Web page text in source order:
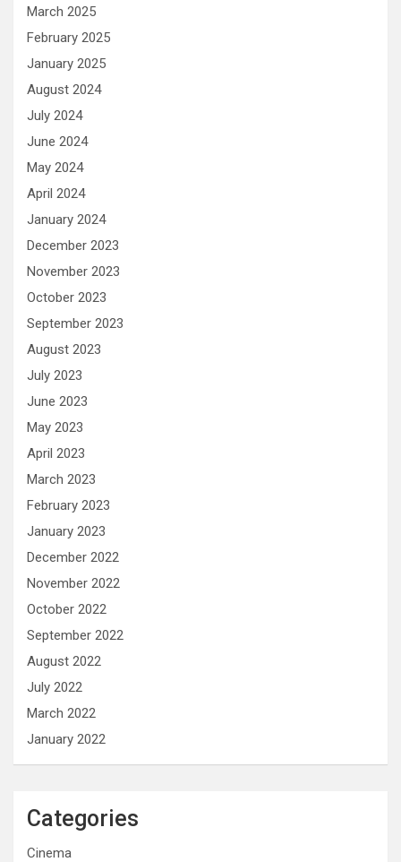
March 2025
February 2025
January 2025
August 2024
July 2024
June 2024
May 2024
April 2024
January 2024
December 2023
November 2023
October 2023
September 2023
August 2023
July 2023
June 2023
May 2023
April 2023
March 2023
February 2023
January 2023
December 2022
November 2022
October 2022
September 2022
August 2022
July 2022
March 2022
January 2022
Categories
Cinema